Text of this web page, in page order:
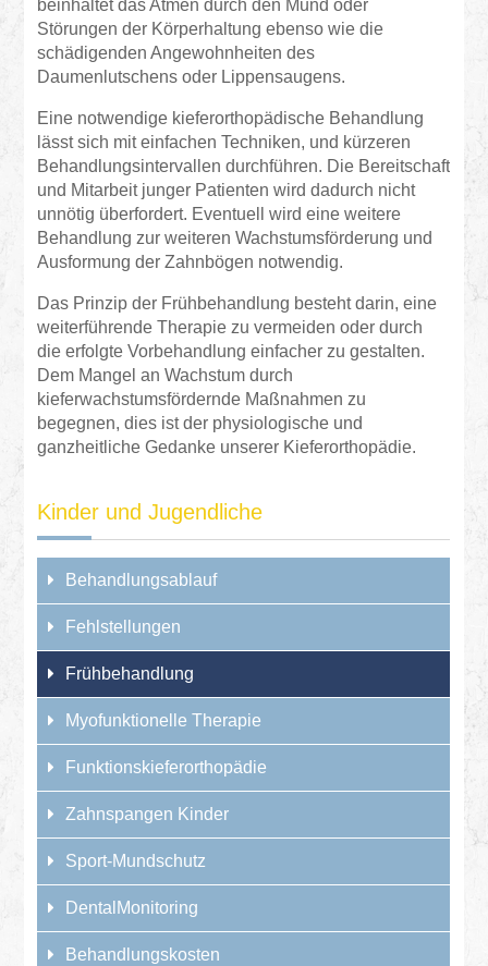
beinhaltet das Atmen durch den Mund oder
Störungen der Körperhaltung ebenso wie die
schädigenden Angewohnheiten des
Daumenlutschens oder Lippensaugens.
Eine notwendige kieferorthopädische Behandlung
lässt sich mit einfachen Techniken, und kürzeren
Behandlungsintervallen durchführen. Die Bereitschaft
und Mitarbeit junger Patienten wird dadurch nicht
unnötig überfordert. Eventuell wird eine weitere
Behandlung zur weiteren Wachstumsförderung und
Ausformung der Zahnbögen notwendig.
Das Prinzip der Frühbehandlung besteht darin, eine
weiterführende Therapie zu vermeiden oder durch
die erfolgte Vorbehandlung einfacher zu gestalten.
Dem Mangel an Wachstum durch
kieferwachstumsfördernde Maßnahmen zu
begegnen, dies ist der physiologische und
ganzheitliche Gedanke unserer Kieferorthopädie.
Kinder und Jugendliche
Behandlungsablauf
Fehlstellungen
Frühbehandlung
Myofunktionelle Therapie
Funktionskieferorthopädie
Zahnspangen Kinder
Sport-Mundschutz
DentalMonitoring
Behandlungskosten